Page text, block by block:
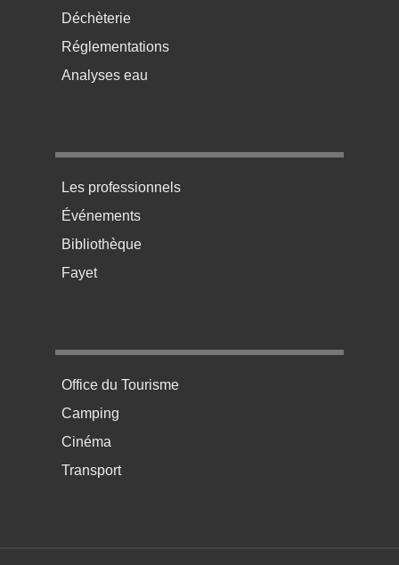
Déchèterie
Réglementations
Analyses eau
Menu pratique bas de page 3
Les professionnels
Événements
Bibliothèque
Fayet
Menu pratique bas de page 4
Office du Tourisme
Camping
Cinéma
Transport